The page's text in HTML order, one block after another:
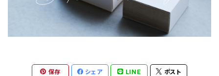
保存 シェア LINE ポスト